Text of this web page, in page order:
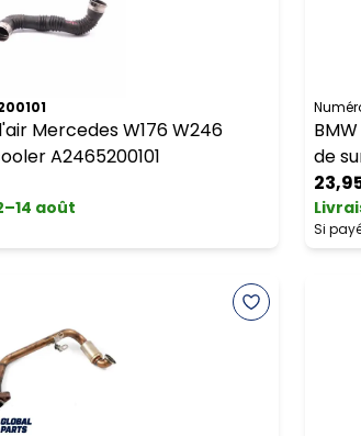
Mercedes W176 W246
A2465200101
août
de
Si